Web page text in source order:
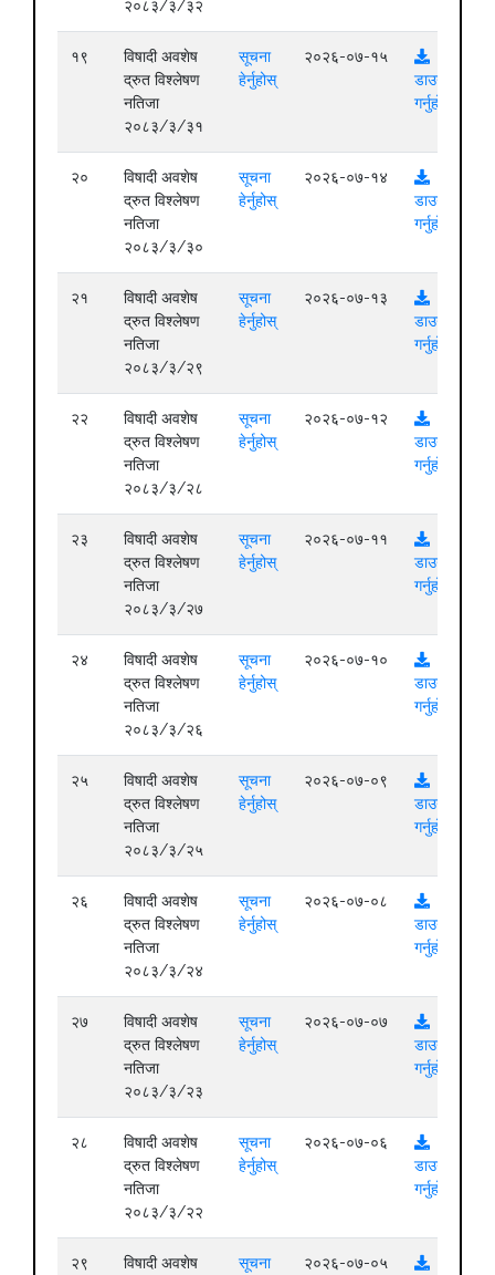
२०८३/३/३२
१९
विषादी अवशेष
द्रुत विश्लेषण
नतिजा
२०८३/३/३१
सूचना
हेर्नुहोस्
२०२६-०७-१५
डाउनलोड
गर्नुहोस्
२०
विषादी अवशेष
द्रुत विश्लेषण
नतिजा
२०८३/३/३०
सूचना
हेर्नुहोस्
२०२६-०७-१४
डाउनलोड
गर्नुहोस्
२१
विषादी अवशेष
द्रुत विश्लेषण
नतिजा
२०८३/३/२९
सूचना
हेर्नुहोस्
२०२६-०७-१३
डाउनलोड
गर्नुहोस्
२२
विषादी अवशेष
द्रुत विश्लेषण
नतिजा
२०८३/३/२८
सूचना
हेर्नुहोस्
२०२६-०७-१२
डाउनलोड
गर्नुहोस्
२३
विषादी अवशेष
द्रुत विश्लेषण
नतिजा
२०८३/३/२७
सूचना
हेर्नुहोस्
२०२६-०७-११
डाउनलोड
गर्नुहोस्
२४
विषादी अवशेष
द्रुत विश्लेषण
नतिजा
२०८३/३/२६
सूचना
हेर्नुहोस्
२०२६-०७-१०
डाउनलोड
गर्नुहोस्
२५
विषादी अवशेष
द्रुत विश्लेषण
नतिजा
२०८३/३/२५
सूचना
हेर्नुहोस्
२०२६-०७-०९
डाउनलोड
गर्नुहोस्
२६
विषादी अवशेष
द्रुत विश्लेषण
नतिजा
२०८३/३/२४
सूचना
हेर्नुहोस्
२०२६-०७-०८
डाउनलोड
गर्नुहोस्
२७
विषादी अवशेष
द्रुत विश्लेषण
नतिजा
२०८३/३/२३
सूचना
हेर्नुहोस्
२०२६-०७-०७
डाउनलोड
गर्नुहोस्
२८
विषादी अवशेष
द्रुत विश्लेषण
नतिजा
२०८३/३/२२
सूचना
हेर्नुहोस्
२०२६-०७-०६
डाउनलोड
गर्नुहोस्
२९
विषादी अवशेष
सूचना
२०२६-०७-०५